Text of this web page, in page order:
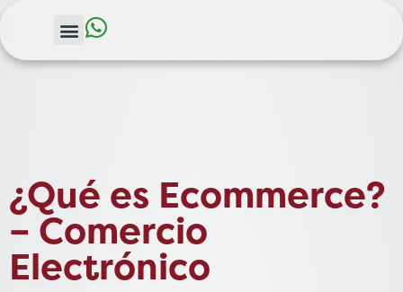
¿Qué es Ecommerce?
– Comercio
Electrónico